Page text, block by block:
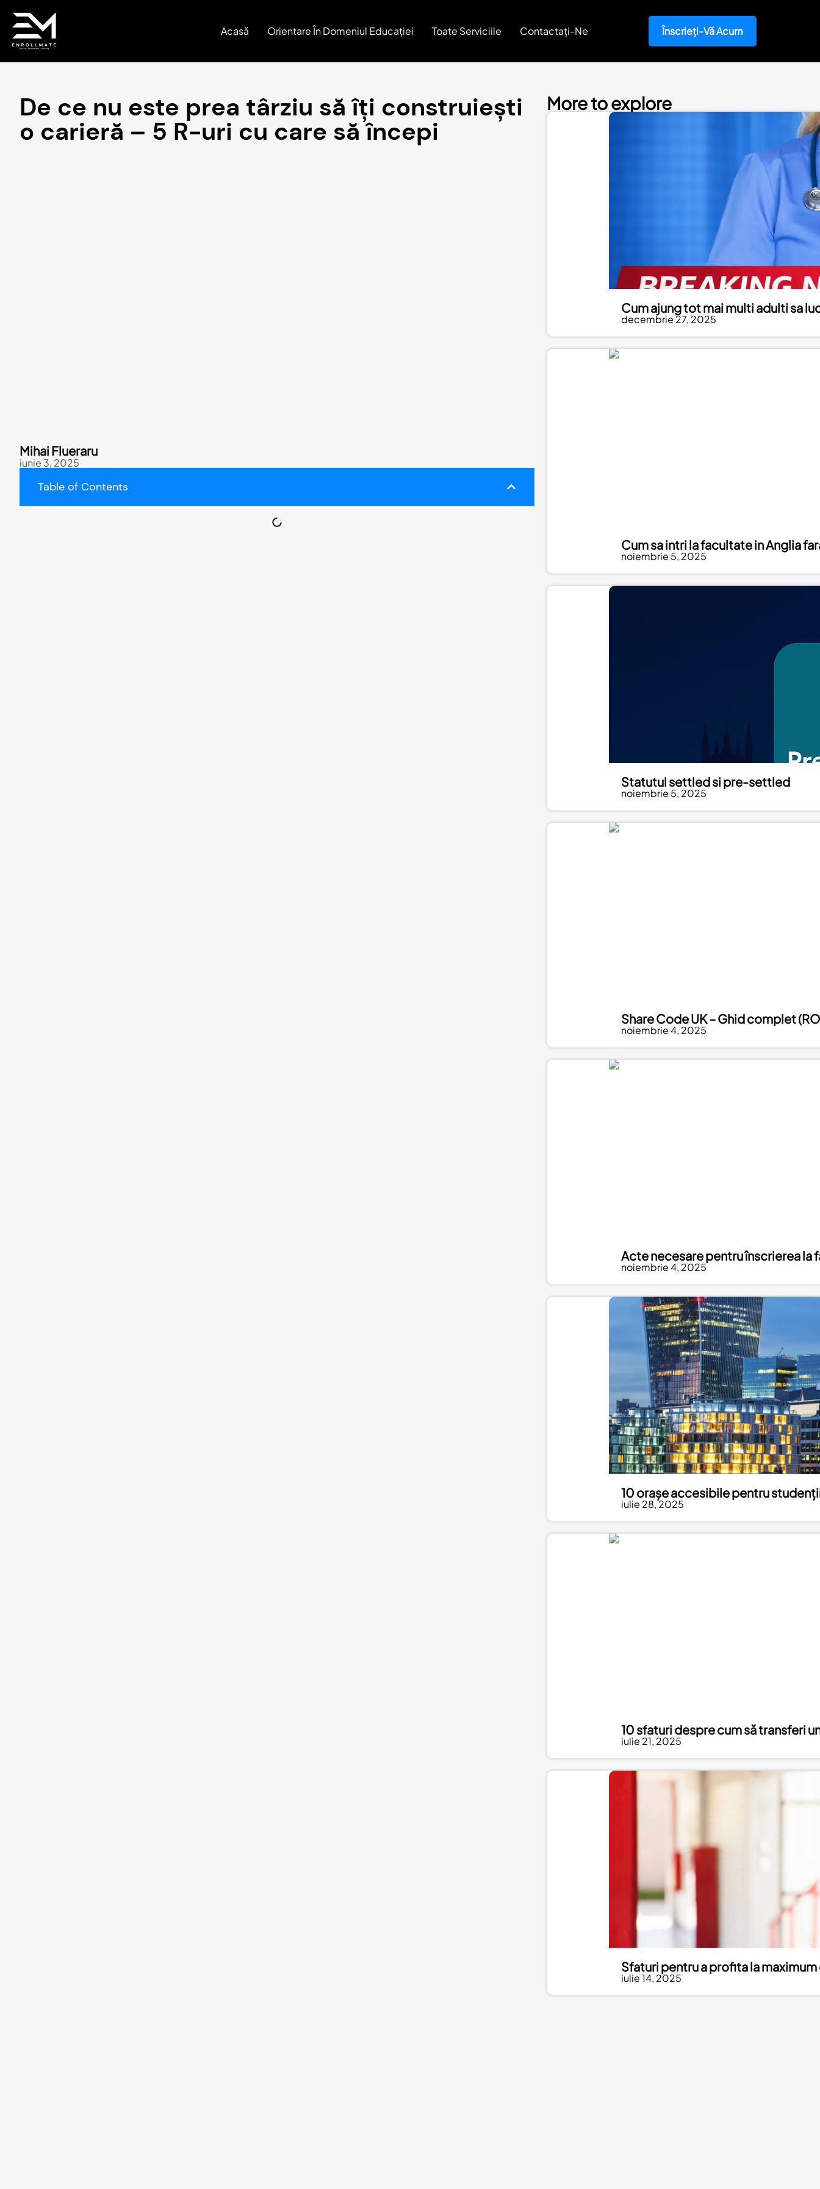
Acasă Orientare În Domeniul Educației Toate Serviciile Contactați-Ne Înscrieți-Vă Acum
De ce nu este prea târziu să îți construiești
o carieră – 5 R-uri cu care să începi
Mihai Flueraru
iunie 3, 2025
Table of Contents
More to explore
Cum ajung tot mai multi adulti sa
decembrie 27, 2025
Cum sa intri la facultate in Anglia
noiembrie 5, 2025
Statutul settled si pre-settled
noiembrie 5, 2025
Share Code UK – Ghid complet
noiembrie 4, 2025
Acte necesare pentru înscrierea la
noiembrie 4, 2025
10 orașe accesibile pentru
iulie 28, 2025
10 sfaturi despre cum să transferi
iulie 21, 2025
Sfaturi pentru a profita la
iulie 14, 2025